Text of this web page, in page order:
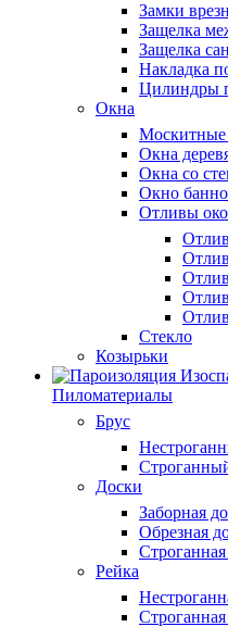
Замки
Защелка
Защелка
Накладка
Цилиндры
Окна
Москитные
Окна
Окна со
Окно
Отливы
Стекло
Козырьки
Пиломатериалы
Брус
Доски
Заборная
Обрезная
Строганная
Рейка